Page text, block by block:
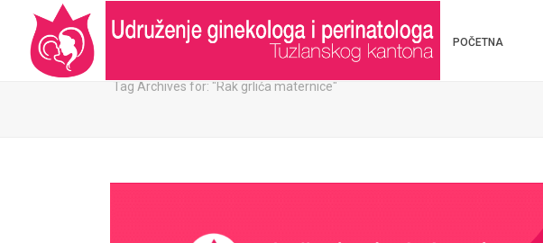
POČETNA
ARHIVA:
Tag Archives for: "Rak grlića maternice"